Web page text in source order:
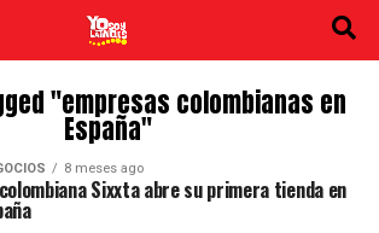
"empresas colombianas en
España"
8 meses ago
Sixxta abre su primera tienda en